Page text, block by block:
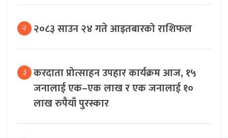
२ २०८३ साउन २४ गते आइतबारको राशिफल
३ करदाता प्रोत्साहन उपहार कार्यक्रम आज, १५
जनालाई एक–एक लाख र एक जनालाई १०
लाख रुपैयाँ पुरस्कार